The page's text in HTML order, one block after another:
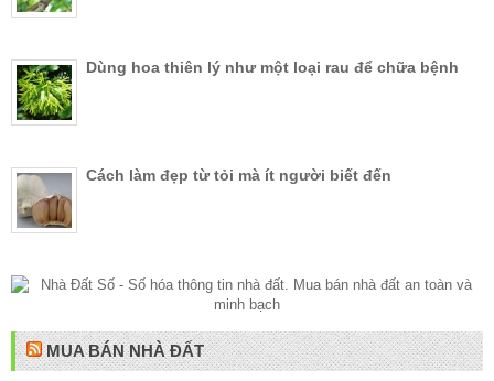
Dùng hoa thiên lý như một loại rau để chữa bệnh
Cách làm đẹp từ tỏi mà ít người biết đến
MUA BÁN NHÀ ĐẤT